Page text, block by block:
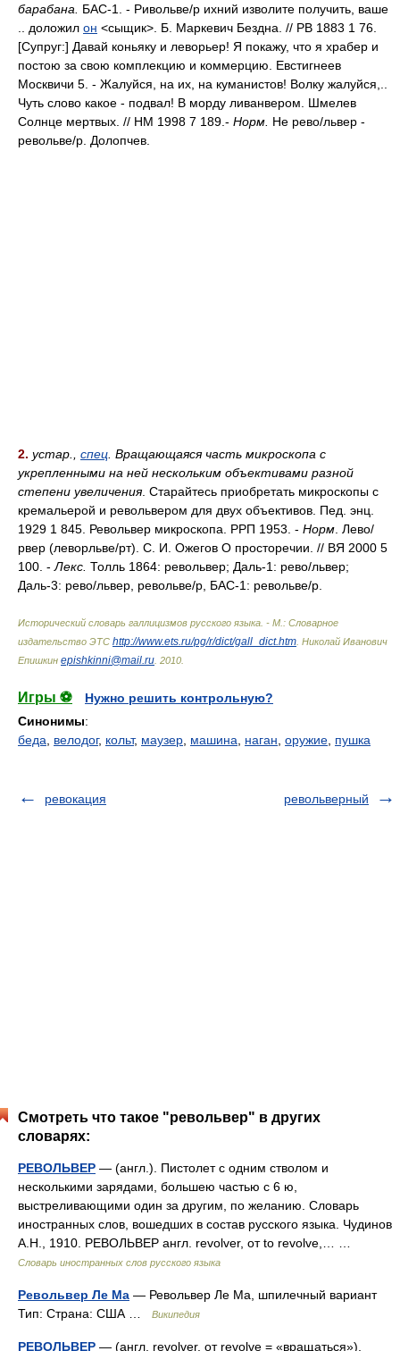
барабана. БАС-1. - Ривольве/р ихний изволите получить, ваше
.. доложил он <сыщик>. Б. Маркевич Бездна. // РВ 1883 1 76.
[Супруг:] Давай коньяку и леворьер! Я покажу, что я храбер и
постою за свою комплекцию и коммерцию. Евстигнеев
Москвичи 5. - Жалуйся, на их, на куманистов! Волку жалуйся,..
Чуть слово какое - подвал! В морду ливанвером. Шмелев
Солнце мертвых. // НМ 1998 7 189.- Норм. Не рево/львер -
револьве/р. Долопчев.
2. устар., спец . Вращающаяся часть микроскопа с
укрепленными на ней нескольким объективами разной
степени увеличения. Старайтесь приобретать микроскопы с
кремальерой и револьвером для двух объективов. Пед. энц.
1929 1 845. Револьвер микроскопа. РРП 1953. - Норм . Лево/
рвер (леворльве/рт). С. И. Ожегов О просторечии. // ВЯ 2000 5
100. - Лекс. Толль 1864: револьвер; Даль-1: рево/львер;
Даль-3: рево/львер, револьве/р, БАС-1: револьве/р.
Исторический словарь галлицизмов русского языка. - М.: Словарное
издательство ЭТС http://www.ets.ru/pg/r/dict/gall_dict.htm Николай Иванович
Епишкин epishkinni@mail.ru 2010
Игры ⚽
Нужно решить контрольную?
Синонимы:
беда
велодог, кольт, маузер машина наган оружие пушка
ревокация револьверный
Смотреть что такое "револьвер" в других
словарях:
РЕВОЛЬВЕР — (англ.). Пистолет с одним стволом и
несколькими зарядами, большею частью с 6 ю,
выстреливающими один за другим, по желанию. Словарь
иностранных слов, вошедших в состав русского языка. Чудинов
А.Н., 1910. РЕВОЛЬВЕР англ. revolver, от to revolve,… …
Словарь иностранных слов русского языка
Револьвер Ле Ма — Револьвер Ле Ма, шпилечный вариант
Тип: Страна: США …
Википедия
РЕВОЛЬВЕР — (англ, revolver, от revolve = «вращаться»),